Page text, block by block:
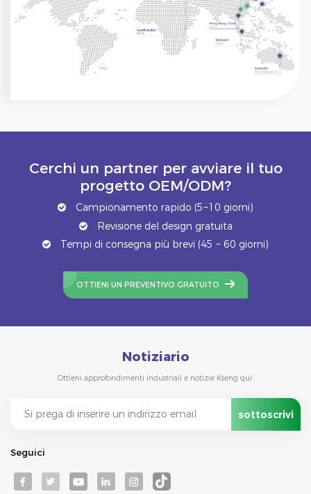
Cerchi un partner per avviare il tuo
progetto OEM/ODM?
Campionamento rapido (5~10 giorni)
Revisione del design gratuita
Tempi di consegna più brevi (45 ~ 60 giorni)
OTTIENI UN PREVENTIVO GRATUITO
Notiziario
Ottieni approfondimenti industriali e notizie Kseng qui.
Seguici